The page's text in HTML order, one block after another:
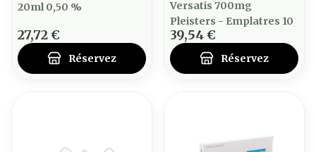
20ml 0,50 %
27,72 €
Réservez
Versatis 700mg
Pleisters - Emplatres 10
39,54 €
Réservez